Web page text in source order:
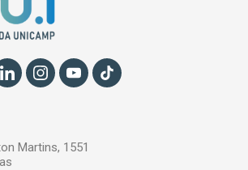
Martins, 1551